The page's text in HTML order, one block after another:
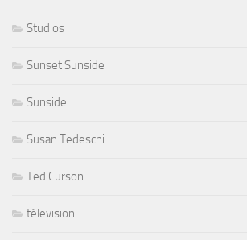
Studios
Sunset Sunside
Sunside
Susan Tedeschi
Ted Curson
télevision